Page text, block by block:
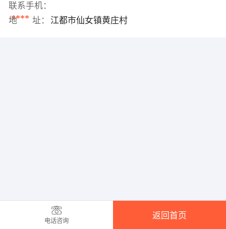
联系手机：
****
地 址： 江都市仙女镇黄庄村
电话咨询
返回首页